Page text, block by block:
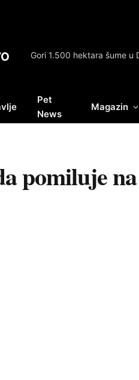
Pet
News
Magazin
pomiluje